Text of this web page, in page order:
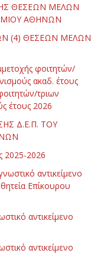
ΘΕΣΕΩΝ ΜΕΛΩΝ
ΑΘΗΝΩΝ
(4) ΘΕΣΕΩΝ ΜΕΛΩΝ
φοιτητών/
ακαδ. έτους
τριων
έτους 2026
Δ.Ε.Π. ΤΟΥ
2025-2026
αντικείμενο
Επίκουρου
αντικείμενο
αντικείμενο